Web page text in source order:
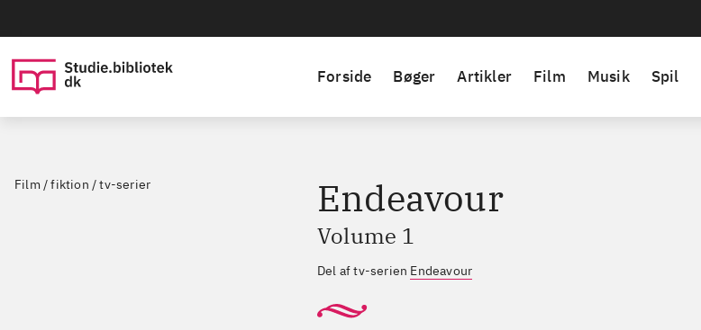
Forside Bøger Artikler Film Musik Spil
Film / fiktion / tv-serier Endeavour
Volume 1
Del af tv-serien Endeavour